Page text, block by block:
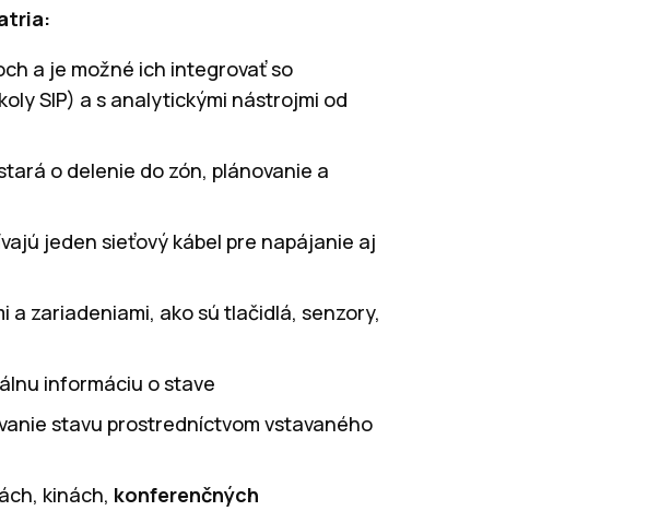
a je možné ich integrovať so
SIP) a s analytickými nástrojmi od
o delenie do zón, plánovanie a
jeden sieťový kábel pre napájanie aj
zariadeniami, ako sú tlačidlá, senzory,
informáciu o stave
stavu prostredníctvom vstavaného
kinách, konferenčných